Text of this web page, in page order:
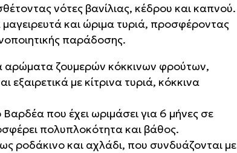
νότες βανίλιας, κέδρου και καπνού.
και ώριμα τυριά, προσφέροντας
παράδοσης.
αρώματα ζουμερών κόκκινων φρούτων,
με κίτρινα τυριά, κόκκινα
που έχει ωριμάσει για 6 μήνες σε
πολυπλοκότητα και βάθος.
και αχλάδι, που συνδυάζονται με